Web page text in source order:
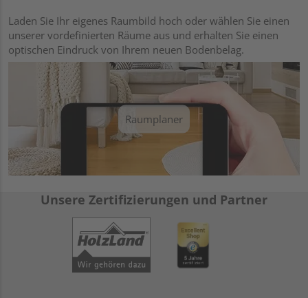
Laden Sie Ihr eigenes Raumbild hoch oder wählen Sie einen
unserer vordefinierten Räume aus und erhalten Sie einen
optischen Eindruck von Ihrem neuen Bodenbelag.
Raumplaner
Unsere Zertifizierungen und Partner